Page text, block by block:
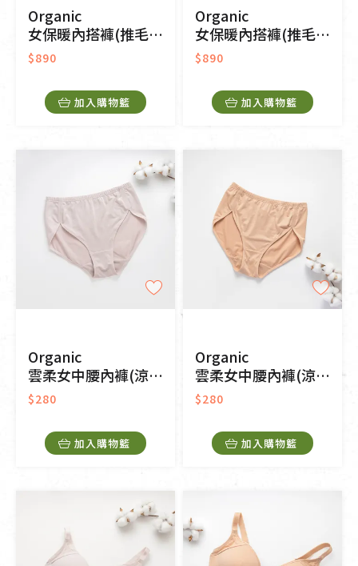
Organic
女保暖內搭褲(推毛)-深藍
$890
加入購物籃
Organic
女保暖內搭褲(推毛)-深咖啡
$890
加入購物籃
Organic
雲柔女中腰內褲(涼感環保)(粉芋色)
$280
加入購物籃
Organic
雲柔女中腰內褲(涼感環保)(淡茶色)
$280
加入購物籃